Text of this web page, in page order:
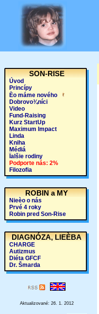
SON-RISE
Úvod
Princípy
Èo máme nového
Dobrovo¾níci
Video
Fund-Raising
Kurz StartUp
Maximum Impact
Linda
Kniha
Médiá
Ïalšie rodiny
Podporte nás: 2%
Filozofia
ROBIN a MY
Nieèo o nás
Prvé 4 roky
Robin pred Son-Rise
DIAGNÓZA, LIEÈBA
CHARGE
Autizmus
Diéta GFCF
Dr. Šmarda
Aktualizované: 26. 1. 2012